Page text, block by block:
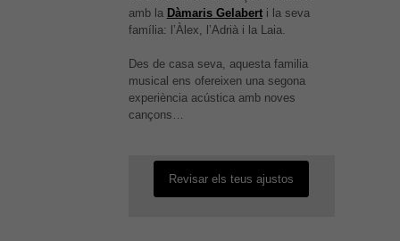
amb la Dàmaris Gelaberti la seva
família: l’Àlex, l’Adrià i la Laia.
Des de casa seva, aquesta familia
musical ens ofereixen una segona
experiència acústica amb noves
cançons…
És possible que la vostra
configuració us impedeixi veure
aquest contingut. El més probable
és que tinguis l'experiència
Revisar els teus ajustos
opcionals,
són
per al bon
funcionament
web.
Estadístiques
Per a millorar